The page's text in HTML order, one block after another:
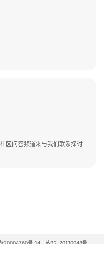
区问答频道来与我们联系探讨
20004760号-14
苏B2-20130048号